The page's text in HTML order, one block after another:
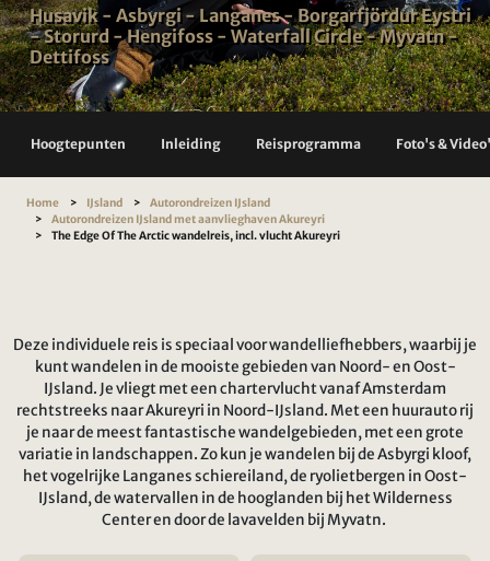
Husavik - Asbyrgi - Langanes - Borgarfjördur Eystri
- Storurd - Hengifoss - Waterfall Circle - Myvatn -
Dettifoss
Hoogtepunten Inleiding Reisprogramma Foto's &
Home IJsland
Autorondreizen IJsland
Autorondreizen IJsland met aanvlieghaven Akureyri
The Edge Of The Arctic wandelreis, incl. vlucht Akureyri
Deze individuele reis is speciaal voor wandelliefhebbers, waarbij je
kunt wandelen in de mooiste gebieden van Noord- en Oost-
IJsland. Je vliegt met een chartervlucht vanaf Amsterdam
rechtstreeks naar Akureyri in Noord-IJsland. Met een huurauto rij
je naar de meest fantastische wandelgebieden, met een grote
variatie in landschappen. Zo kun je wandelen bij de Asbyrgi kloof,
het vogelrijke Langanes schiereiland, de ryolietbergen in Oost-
IJsland, de watervallen in de hooglanden bij het Wilderness
Center en door de lavavelden bij Myvatn.